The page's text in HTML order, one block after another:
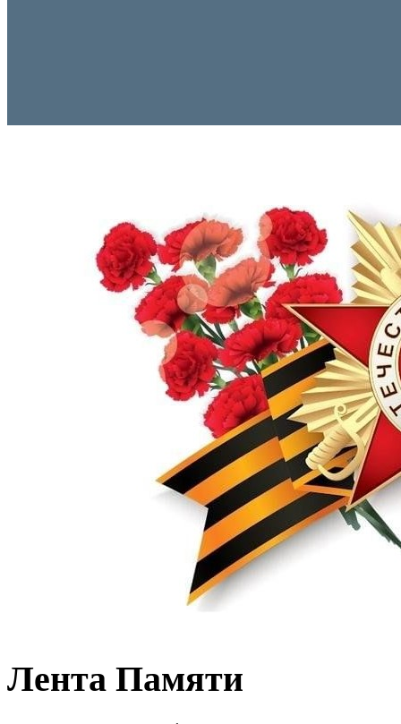
Лента Памяти